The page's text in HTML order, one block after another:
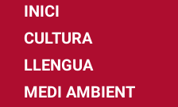
INICI
CULTURA
LLENGUA
MEDI AMBIENT